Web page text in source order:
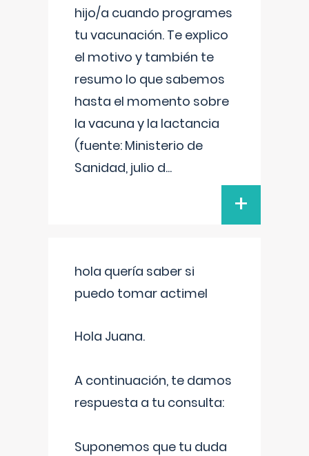
hijo/a cuando programes
tu vacunación. Te explico
el motivo y también te
resumo lo que sabemos
hasta el momento sobre
la vacuna y la lactancia
(fuente: Ministerio de
Sanidad, julio d...
+
hola quería saber si
puedo tomar actimel
Hola Juana.
A continuación, te damos
respuesta a tu consulta:
Suponemos que tu duda